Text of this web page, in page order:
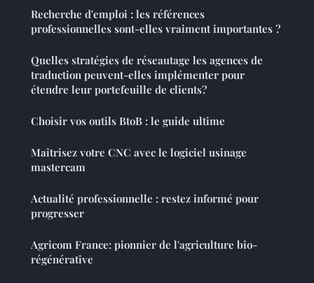
Recherche d'emploi : les références
professionnelles sont-elles vraiment importantes ?
Quelles stratégies de réseautage les agences de
traduction peuvent-elles implémenter pour
étendre leur portefeuille de clients?
Choisir vos outils BtoB : le guide ultime
Maîtrisez votre CNC avec le logiciel usinage
mastercam
Actualité professionnelle : restez informé pour
progresser
Agricom France: pionnier de l'agriculture bio-
régénérative